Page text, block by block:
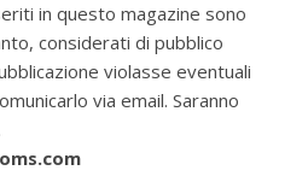
in questo magazine sono
considerati di pubblico
violasse eventuali
via email. Saranno